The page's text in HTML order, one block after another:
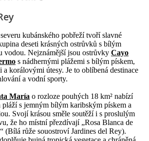
kubánského pobřeží tvoří slavné
deseti krásných ostrůvků s bílým
vodou. Nejznámější jsou ostrůvky Cayo
s nádhernými plážemi s bílým pískem,
korálovými útesy. Je to oblíbená destinace
a vodní sporty.
María o rozloze pouhých 18 km² nabízí
pláží s jemným bílým karibským pískem a
Svojí krásou směle soutěží i s proslulým
že ho místní přezdívají „Rosa Blanca de
(Bílá růže souostroví Jardines del Rey).